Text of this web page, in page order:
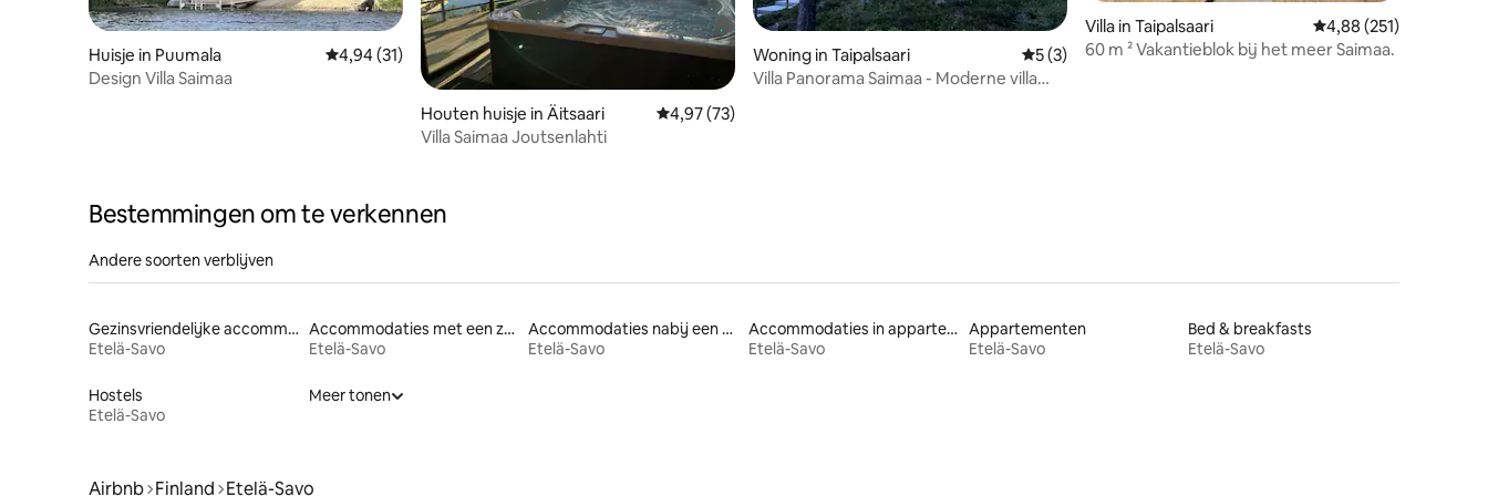
Huisje in Puumala Gemiddelde beoordeling van 4,94 op 5, 31 recensies
4,94 (31)
Design Villa Saimaa
Houten huisje in Äitsaari Gemiddelde beoordeling van 4,97 op 5, 73 recensies
4,97 (73)
Villa Saimaa Joutsenlahti
Woning in Taipalsaari Gemiddelde beoordeling van 5 op 5, 3 recensies
5 (3)
Villa Panorama Saimaa - Moderne villa
Villa in Taipalsaari Gemiddelde
4,88 (251)
60 m ² Vakantieblok bij het meer Saimaa.
Bestemmingen om te verkennen
Andere soorten verblijven
Gezinsvriendelijke accommodaties
Etelä-Savo
Accommodaties met een zwembad
Etelä-Savo
Accommodaties nabij een meer
Etelä-Savo
Accommodaties in appartementen met diensten
Etelä-Savo
Appartementen
Etelä-Savo
Bed & breakfasts
Etelä-Savo
Hostels
Etelä-Savo
Meer tonen
Airbnb Finland Etelä-Savo